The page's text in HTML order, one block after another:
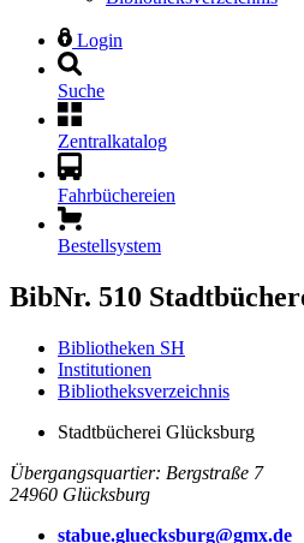
Login
Suche
Zentralkatalog
Fahrbüchereien
Bestellsystem
BibNr. 510
Bibliotheken SH
Institutionen
Bibliotheksverzeichnis
Stadtbücherei Glücksburg
Übergangsquartier: Bergstraße 7
24960 Glücksburg
stabue.gluecksburg@gmx.de